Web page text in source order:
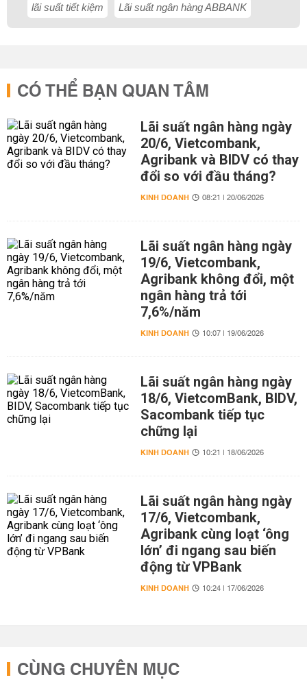
lãi suất tiết kiệm Lãi suất ngân hàng ABBANK
CÓ THỂ BẠN QUAN TÂM
Lãi suất ngân hàng ngày
20/6, Vietcombank,
Agribank và BIDV có thay
đổi so với đầu tháng?
KINH DOANH 08:21 | 20/06/2026
Lãi suất ngân hàng ngày
19/6, Vietcombank,
Agribank không đổi, một
ngân hàng trả tới
7,6%/năm
KINH DOANH 10:07 | 19/06/2026
Lãi suất ngân hàng ngày
18/6, VietcomBank, BIDV,
Sacombank tiếp tục
chững lại
KINH DOANH 10:21 | 18/06/2026
Lãi suất ngân hàng ngày
17/6, Vietcombank,
Agribank cùng loạt ‘ông
lớn’ đi ngang sau biến
động từ VPBank
KINH DOANH 10:24 | 17/06/2026
CÙNG CHUYÊN MỤC